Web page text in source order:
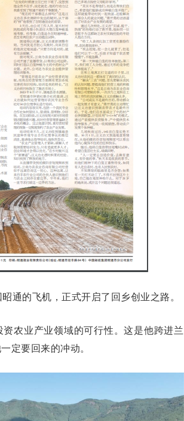
通的飞机，正式开启了回乡创业之路。
农业产业领域的可行性。这是他跨进兰
定要回来的冲动。